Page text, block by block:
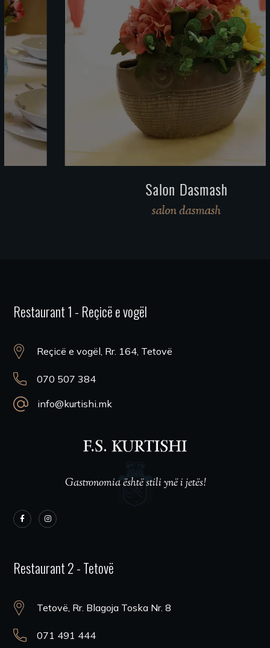
Salon Dasmash
salon dasmash
Restaurant 1 - Reçicë e vogël
Reçicë e vogël, Rr. 164, Tetovë
070 507 384
info@kurtishi.mk
Gastronomia është stili ynë i jetës!
Restaurant 2 - Tetovë
Tetovë, Rr. Blagoja Toska Nr. 8
071 491 444